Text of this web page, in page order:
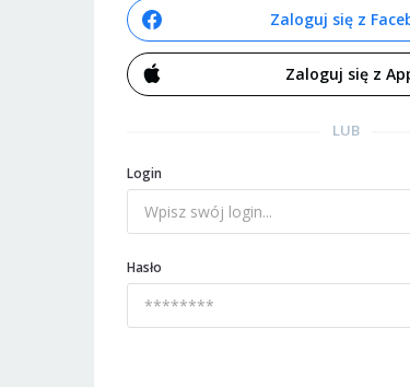
Zaloguj się z
Zaloguj się z
LUB
Login
Hasło